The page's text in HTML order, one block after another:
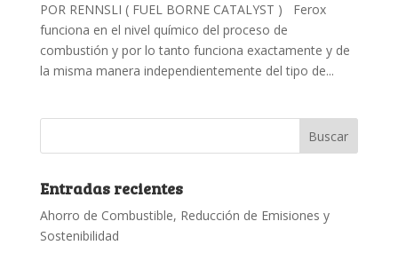
POR RENNSLI ( FUEL BORNE CATALYST ) Ferox
funciona en el nivel químico del proceso de
combustión y por lo tanto funciona exactamente y de
la misma manera independientemente del tipo de...
Entradas recientes
Ahorro de Combustible, Reducción de Emisiones y
Sostenibilidad